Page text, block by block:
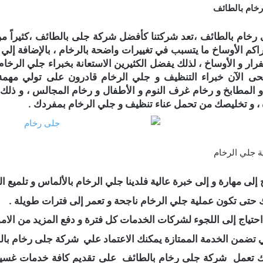
بالطائف
بالطائف ،تعد شركتنا كأفضل شركة جلى بالطائف ،كثيراً
الأوساخ ما يتسبب في تغييرات واضحة بالرخام ، بالإضافة
و الأوساخ ، لذلك يفضل الكثيرين الاستعانة بخبراء جلي
الآن خبراء التنظيف و جلي الرخام قادرون على تولي
المطابخ و رخام غرف النوم و الأطفال و رخام المجالس ، و
، و تخليصك من تحمل عناء تنظيف و جلي الرخام بمفردك .
جلي الرخام
إلى مهارة و إلى خبرة عالية فلدينا جلي الرخام بالألماس و تلميع
حتى تكون عملية جلي الرخام ناجحة و تعمر إلى فترات طويلة .
إلى اللجوء لشركات الخدمات كل فترة و دفع المزيد من
تضمن الخدمة الممتازة يمكنك الاعتماد علي شركة جلى رخام
تعمل شركة جلى رخام بالطائف على تقديم كافة خدمات